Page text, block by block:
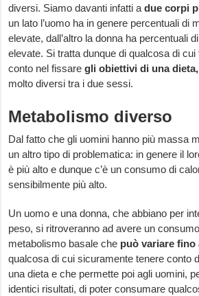
diversi. Siamo davanti infatti adue corpi
un lato l’uomo ha in genere percentuali di
elevate, dall’altro la donna ha percentuali
elevate. Si tratta dunque di qualcosa di
conto nel fissaregli obiettivi di una dieta,
molto diversi tra i due sessi.
Metabolismo diverso
Dal fatto che gli uomini hanno più massa
un altro tipo di problematica: in genere il
è più alto e dunque c’è un consumo di
sensibilmente più alto.
Un uomo e una donna, che abbiano per
peso, si ritroveranno ad avere un
metabolismo basale che può variare fino
qualcosa di cui sicuramente tenere conto
una dieta e che permette poi agli uomini,
identici risultati, di poter consumare